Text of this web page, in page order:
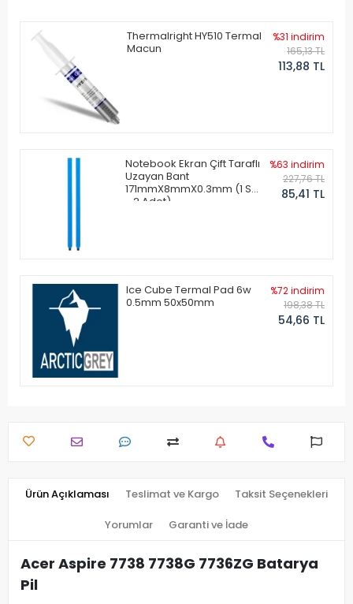
Thermalright HY510 Termal
Macun
%31 indirim
165,13 TL
113,88 TL
Notebook Ekran Çift Taraflı
Uzayan Bant
171mmX8mmX0.3mm (1 Set
- 2 Adet)
%63 indirim
227,76 TL
85,41 TL
Ice Cube Termal Pad 6w
0.5mm 50x50mm
%72 indirim
198,38 TL
54,66 TL
Ürün Açıklaması Teslimat ve Kargo Taksit Seçenekleri
Yorumlar Garanti ve İade
Acer Aspire 7738 7738G 7736ZG Batarya
Pil